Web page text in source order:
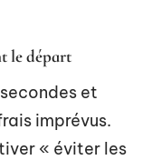
le départ
et
imprévus.
« éviter les